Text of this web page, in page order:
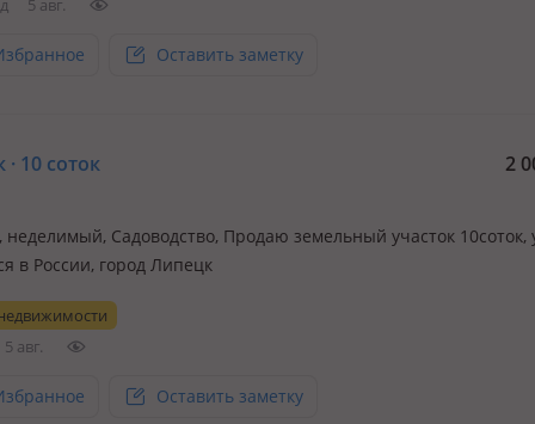
5 авг.
Оставить заметку
· 10 соток 2
, неделимый, Садоводство, Продаю земельный участок 10соток,
в России, город Липецк
5 авг.
Оставить заметку